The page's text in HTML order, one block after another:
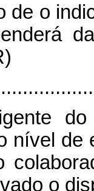
de o
nível de
o